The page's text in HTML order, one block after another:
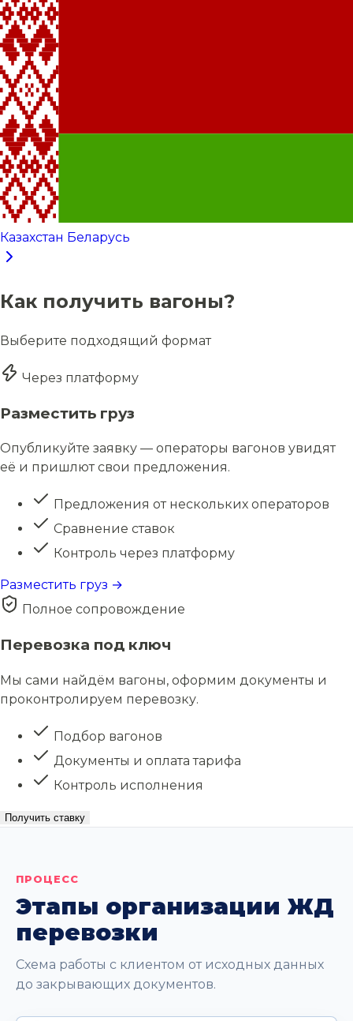
Казахстан Беларусь
Как получить вагоны?
Выберите подходящий формат
Через платформу
Разместить груз
Опубликуйте заявку — операторы вагонов увидят
её и пришлют свои предложения.
Предложения от нескольких операторов
Сравнение ставок
Контроль через платформу
Разместить груз →
Полное сопровождение
Перевозка под ключ
Мы сами найдём вагоны, оформим документы и
проконтролируем перевозку.
Подбор вагонов
Документы и оплата тарифа
Контроль исполнения
Получить ставку
ПРОЦЕСС
Этапы организации ЖД
перевозки
Схема работы с клиентом от исходных данных
до закрывающих документов.